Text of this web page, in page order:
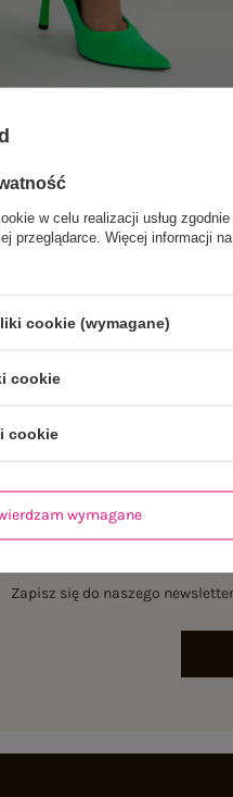
Zapisz się do naszego
w celu realizacji usług zgodnie
przeglądarce. Więcej informacji
cookie (wymagane)
cookie
cookie
wymagane